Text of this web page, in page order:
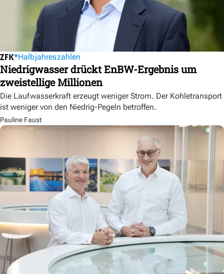
Halbjahreszahlen
Niedrigwasser drückt EnBW-Ergebnis um
zweistellige Millionen
Die Laufwasserkraft erzeugt weniger Strom. Der Kohletransport
ist weniger von den Niedrig-Pegeln betroffen.
Pauline Faust